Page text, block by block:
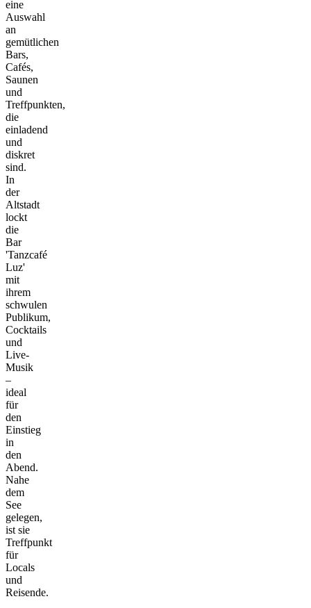
eine
Auswahl
an
gemütlichen
Bars,
Cafés,
Saunen
und
Treffpunkten,
die
einladend
und
diskret
sind.
In
der
Altstadt
lockt
die
Bar
'Tanzcafé
Luz'
mit
ihrem
schwulen
Publikum,
Cocktails
und
Live-
Musik
–
ideal
für
den
Einstieg
in
den
Abend.
Nahe
dem
See
gelegen,
ist sie
Treffpunkt
für
Locals
und
Reisende.